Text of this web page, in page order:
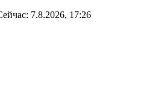
7.8.2026, 17:26